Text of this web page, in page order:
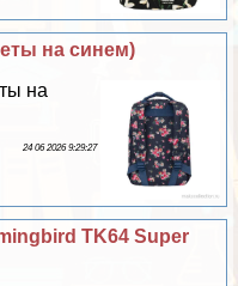
на синем)
на
24 06 2026 9:29:27
TK64 Super